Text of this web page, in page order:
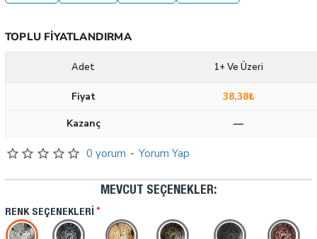
0 yorum - Yorum Yap
MEVCUT SEÇENEKLER:
RENK SEÇENEKLERI
TOPLU FIYATLANDIRMA
Adet 1+ Ve Üzeri
Fiyat
38,38₺
Kazanç
—